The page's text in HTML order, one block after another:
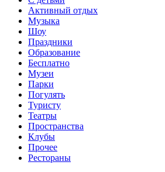
Активный отдых
Музыка
Шоу
Праздники
Образование
Бесплатно
Музеи
Парки
Погулять
Туристу
Театры
Пространства
Клубы
Прочее
Рестораны